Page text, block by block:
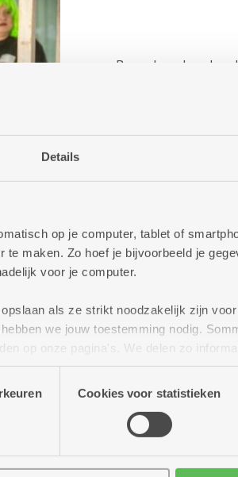
Details
op je computer, tablet of
maken. Zo hoef je bijvoorbeeld je
voor je computer.
als ze strikt noodzakelijk zijn
we jouw toestemming nodig.
op onze pagina's. We delen zo
advertenties en analyse. Deze
Cookies voor statistieken
Bezoekers konden
flat